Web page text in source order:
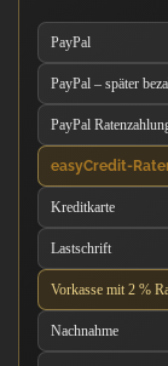
PayPal
PayPal – später
PayPal
easyCredit-
Kreditkarte
Lastschrift
Vorkasse mit 2 %
Nachnahme